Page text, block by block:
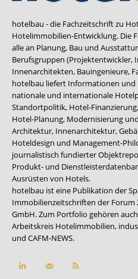
hotelbau - die Fachzeitschrift zu
Hotelimmobilien-Entwicklung. Die
alle an Planung, Bau und
Berufsgruppen (Projektentwickler,
Innenarchitekten, Bauingenieure,
hotelbau liefert Informationen
nationale und internationale
Standortpolitik, Hotel-
Hotel-Planung, Modernisierung
Architektur, Innenarchitektur,
Hoteldesign und Management-
journalistisch fundierter
Produkt- und
Ausrüsten von Hotels.
hotelbau ist eine Publikation der
Immobilienzeitschriften der Forum
GmbH. Zum Portfolio gehören
Arbeitskreis Hotelimmobilien,
und CAFM-NEWS.